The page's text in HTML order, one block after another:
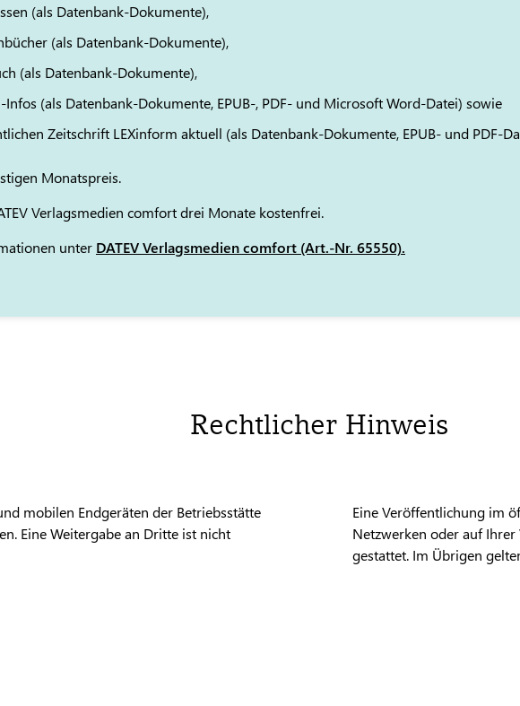
(als Datenbank-Dokumente),
(als Datenbank-Dokumente),
(als Datenbank-Dokumente),
Infos (als Datenbank-Dokumente, EPUB-, PDF- und Microsoft Word-Datei) sowie
Zeitschrift LEXinform aktuell (als Datenbank-Dokumente, EPUB- und PDF-
Monatspreis.
Verlagsmedien comfort drei Monate kostenfrei.
unter DATEV Verlagsmedien comfort (Art.-Nr. 65550).
Rechtlicher Hinweis
mobilen Endgeräten der Betriebsstätte
Eine Weitergabe an Dritte ist nicht
Eine Veröffentlichung im
Netzwerken oder auf
gestattet. Im Übrigen